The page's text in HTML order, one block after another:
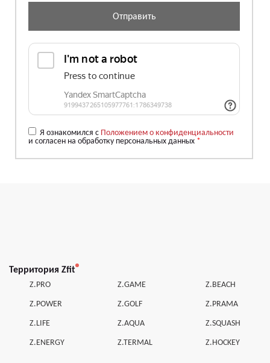
Отправить
Я ознакомился с Положением о конфиденциальности
и согласен на обработку персональных данных *
Территория Zfit
Z.PRO
Z.POWER
Z.LIFE
Z.ENERGY
Z.GAME
Z.GOLF
Z.AQUA
Z.TERMAL
Z.BEACH
Z.PRAMA
Z.SQUASH
Z.HOCKEY